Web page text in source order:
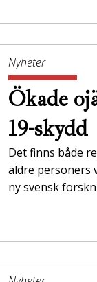
Nyheter
Ökade
19-skydd
Det finns både
äldre personers
ny svensk